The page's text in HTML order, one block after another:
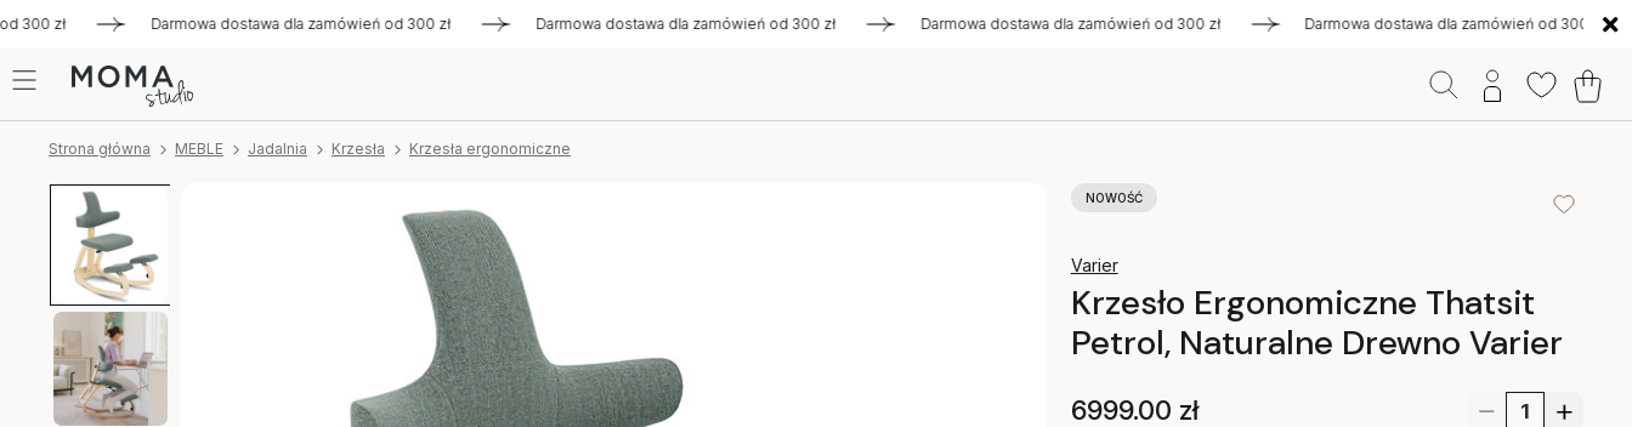
zł Darmowa dostawa dla zamówień od 300 zł Darmowa dostawa dla zamówień od 300 zł Darmowa dostawa dla zamówień od 300 zł Darmowa dostawa dla zamówień od 300 zł
Strona główna MEBLE Jadalnia Krzesła Krzesła ergonomiczne
NOWOŚĆ
Varier
Krzesło Ergonomiczne Thatsit
Petrol, Naturalne Drewno Varier
6999.00 zł